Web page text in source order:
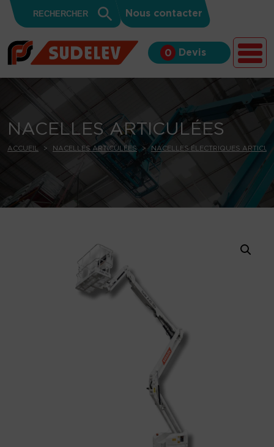
Skip to content
for:
Search
Button
Nous contacter
0 Devis
NACELLES ARTICULÉES
ACCUEIL NACELLES ARTICULÉES NACELLES ÉLECTRIQUES